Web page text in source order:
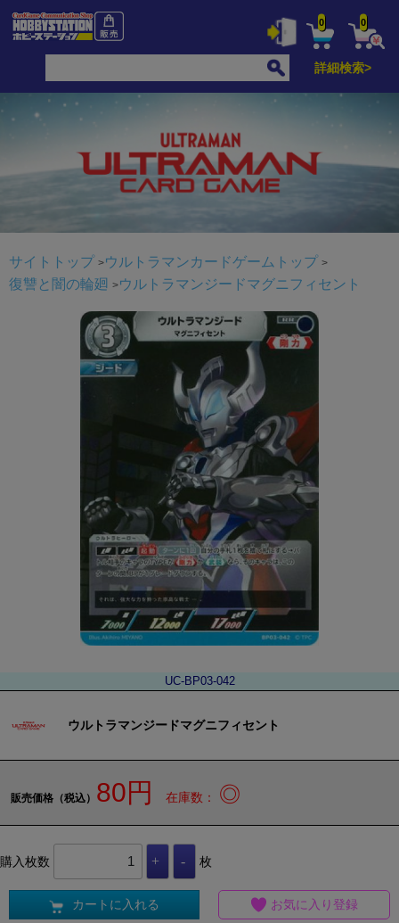
0 0
詳細検索>
サイトトップ
ウルトラマンカードゲームトップ
復讐と闇の輪廻
ウルトラマンジードマグニフィセント
UC-BP03-042
ウルトラマンジードマグニフィセント
販売価格（税込） 80円 在庫数： ◎
購入枚数 枚
カートに入れる お気に入り登録